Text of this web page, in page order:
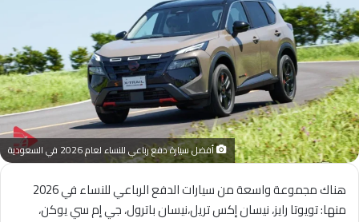
أفضل سيارة دفع رباعي للنساء لعام 2026 في السعودية
هناك مجموعة واسعة من سيارات الدفع الرباعي للنساء في 2026
منها: تويوتا رايز، نيسان إكس تريل،نيسان باترول، جي إم سي يوكن،